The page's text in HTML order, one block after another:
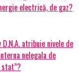
electrică, de gaz?
atribuie nivele de
nelegala de